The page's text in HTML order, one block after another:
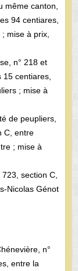
même canton,
94 centiares,
mise à prix,
n° 218 et
centiares,
; mise à
de peupliers,
C, entre
; mise à
section C,
Nicolas Génot
n°
entre la